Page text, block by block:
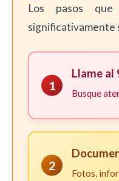
Los pasos
significativamente
1
Llame al
Busque
2
Fotos,